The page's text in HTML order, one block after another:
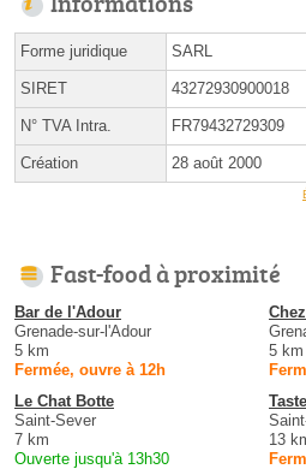
Forme juridique SARL
SIRET 43272930900018
N° TVA Intra. FR79432729309
Création 28 août 2000
Fast-food à proximité
Bar de l'Adour
Grenade-sur-l'Adour
5 km
Fermée, ouvre à 12h
5 km
Le Chat Botte
Saint-Sever
7 km
Ouverte jusqu'à 13h30
13